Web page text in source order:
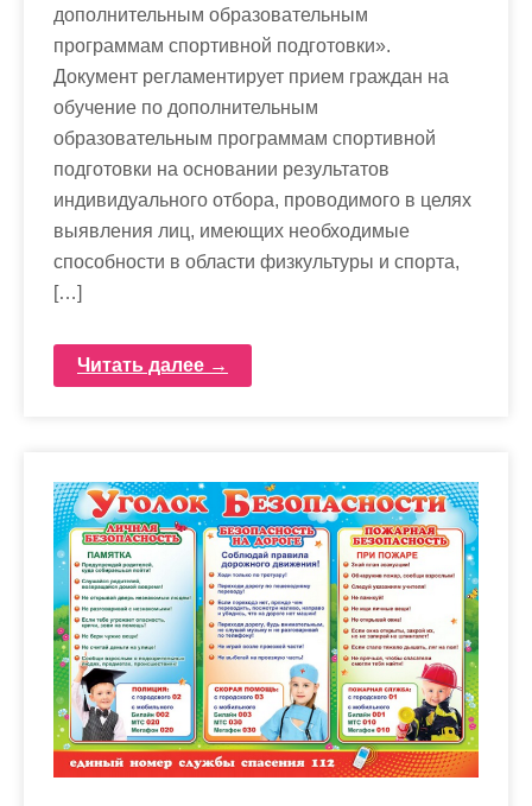
дополнительным образовательным
программам спортивной подготовки».
Документ регламентирует прием граждан на
обучение по дополнительным
образовательным программам спортивной
подготовки на основании результатов
индивидуального отбора, проводимого в целях
выявления лиц, имеющих необходимые
способности в области физкультуры и спорта,
[…]
Читать далее →